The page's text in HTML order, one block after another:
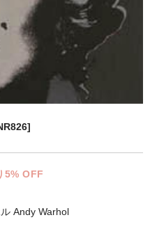
5% OFF
Andy Warhol